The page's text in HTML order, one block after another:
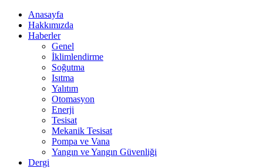
Anasayfa
Hakkımızda
Haberler
Genel
İklimlendirme
Soğutma
Isıtma
Yalıtım
Otomasyon
Enerji
Tesisat
Mekanik Tesisat
Pompa ve Vana
Yangın ve Yangın Güvenliği
Dergi